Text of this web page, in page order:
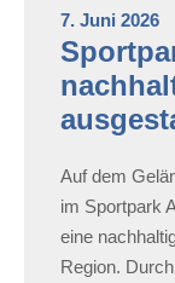
7. Juni 2026
Auf dem
im Sportpark
eine
Region.